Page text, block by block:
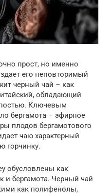
прост, но именно
его неповторимый
черный чай – как
обладающий
Ключевым
бергамота – эфирное
плодов бергамотового
чаю характерный
горчинку.
обусловлены как
и бергамота. Черный чай
как полифенолы,